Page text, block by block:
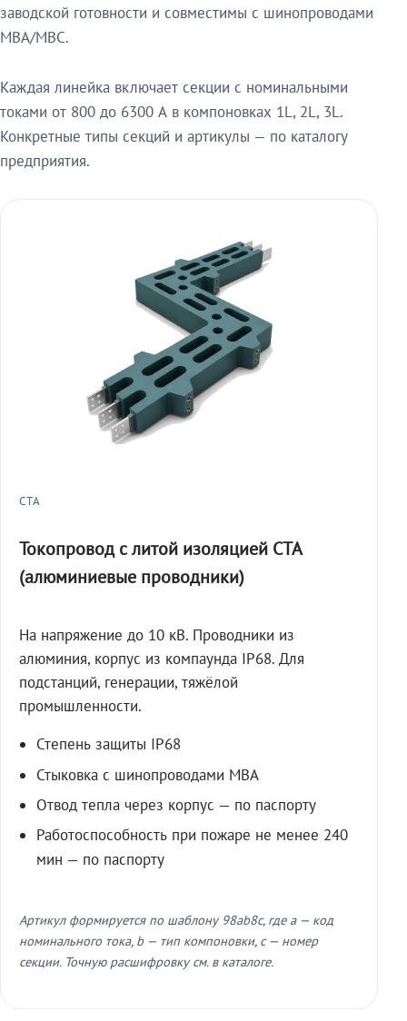
заводской готовности и совместимы с шинопроводами
МВА/МВС.
Каждая линейка включает секции с номинальными
токами от 800 до 6300 А в компоновках 1L, 2L, 3L.
Конкретные типы секций и артикулы — по каталогу
предприятия.
СТА
Токопровод с литой изоляцией СТА
(алюминиевые проводники)
На напряжение до 10 кВ. Проводники из
алюминия, корпус из компаунда IP68. Для
подстанций, генерации, тяжёлой
промышленности.
Степень защиты IP68
Стыковка с шинопроводами МВА
Отвод тепла через корпус — по паспорту
Работоспособность при пожаре не менее 240
мин — по паспорту
Артикул формируется по шаблону 98ab8c, где a — код
номинального тока, b — тип компоновки, c — номер
секции. Точную расшифровку см. в каталоге.